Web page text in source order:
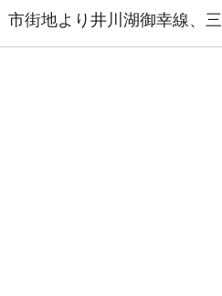
市街地より井川湖御幸線、